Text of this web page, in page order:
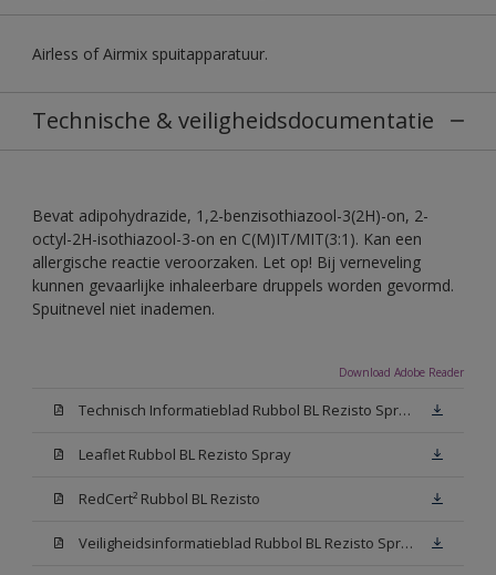
Airless of Airmix spuitapparatuur.
Technische & veiligheidsdocumentatie
Bevat adipohydrazide, 1,2-benzisothiazool-3(2H)-on, 2-
octyl-2H-isothiazool-3-on en C(M)IT/MIT(3:1). Kan een
allergische reactie veroorzaken. Let op! Bij verneveling
kunnen gevaarlijke inhaleerbare druppels worden gevormd.
Spuitnevel niet inademen.
Download Adobe Reader
Technisch Informatieblad Rubbol BL Rezisto Spray (PDF)
Leaflet Rubbol BL Rezisto Spray
RedCert² Rubbol BL Rezisto
Veiligheidsinformatieblad Rubbol BL Rezisto Spray W05 (MSDS)